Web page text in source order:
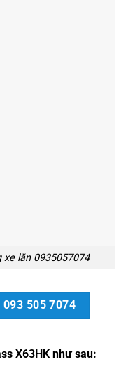
xe lăn 0935057074
093 505 7074
X63HK như sau: